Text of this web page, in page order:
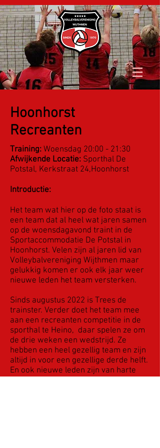
Hoonhorst
Recreanten
Training: Woensdag 20:00 - 21:30
Afwijkende Locatie: Sporthal De
Potstal, Kerkstraat 24,Hoonhorst
Introductie:
Het team wat hier op de foto staat is
een team dat al heel wat jaren samen
op de woensdagavond traint in de
Sportaccommodatie De Potstal in
Hoonhorst. Velen zijn al jaren lid van
Volleybalvereniging Wijthmen maar
gelukkig komen er ook elk jaar weer
nieuwe leden het team versterken.
Sinds augustus 2022 is Trees de
trainster. Verder doet het team mee
aan een recreanten competitie in de
sporthal te Heino, daar spelen ze om
de drie weken een wedstrijd. Ze
hebben een heel gezellig team en zijn
altijd in voor een gezellige derde helft.
En ook nieuwe leden zijn van harte